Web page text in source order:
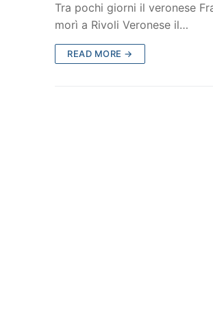
Tra pochi giorni il veronese
morì a Rivoli Veronese il…
READ MORE →